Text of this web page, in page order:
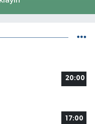
20:00
17:00